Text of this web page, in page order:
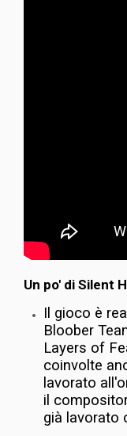
Un po' di Silent
Il gioco è
Bloober
Layers of
coinvolte
lavorato
il
già lavorato